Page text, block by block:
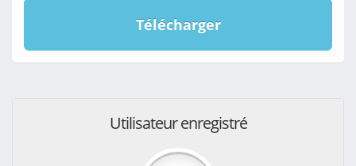
Télécharger
Utilisateur enregistré